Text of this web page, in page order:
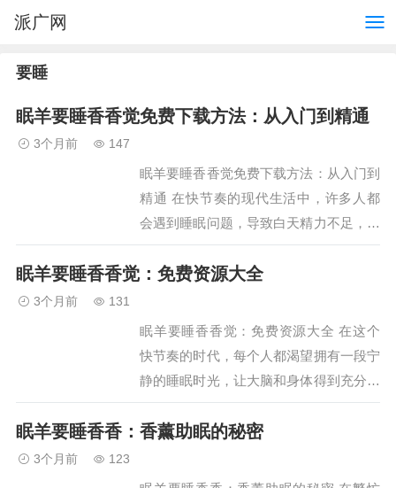
派广网
要睡
眠羊要睡香香觉免费下载方法：从入门到精通
3个月前 147
眠羊要睡香香觉免费下载方法：从入门到
精通 在快节奏的现代生活中，许多人都
会遇到睡眠问题，导致白天精力不足，影
响工作效率和生活质量。为了帮助大家改
善睡眠质量，今天给大家推荐一款非常实
眠羊要睡香香觉：免费资源大全
3个月前 131
眠羊要睡香香觉：免费资源大全 在这个
快节奏的时代，每个人都渴望拥有一段宁
静的睡眠时光，让大脑和身体得到充分的
休息。然而，繁忙的工作和生活的压力往
往让许多人难以入睡，甚至导致睡眠质量
眠羊要睡香香：香薰助眠的秘密
3个月前 123